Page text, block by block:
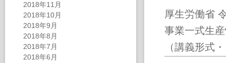
2018年11月
2018年10月
2018年9月
2018年8月
2018年7月
2018年6月
厚生労働省
事業一式生
（講義形式